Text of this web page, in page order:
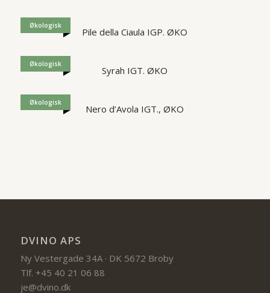
Økologisk
Pile della Ciaula IGP. ØKO
Økologisk
Syrah IGT. ØKO
Økologisk
Nero d’Avola IGT., ØKO
DVINO APS
Ny Vestergade 34A · DK 5672 Broby
Tlf. +45 40 21 06 88
je@dvino.dk